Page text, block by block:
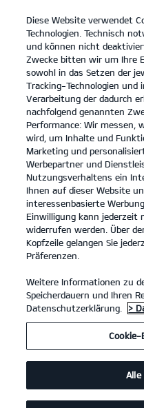
open
menu
Entdecken
... ENTDECKEN
Diese Website verwendet
Technologien. Technisch
und können nicht
Zwecke bitten wir um Ihre
sowohl in das Setzen der
Tracking-Technologien und
Verarbeitung der dadurch
nachfolgend genannten
Performance: Wir messen,
wird, um Inhalte und
Marketing und
Werbepartner und
Nutzungsverhaltens ein
Ihnen auf dieser Website
interessenbasierte
Einwilligung kann
widerrufen werden. Über
Kopfzeile gelangen Sie
Präferenzen.
Weitere Informationen zu
Speicherdauern und Ihren
Datenschutzerklärung.
>
Alle